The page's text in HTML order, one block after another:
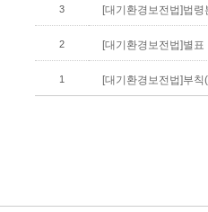
3 [대기환경보전법]법
2 [대기환경보전법]별
1 [대기환경보전법]부